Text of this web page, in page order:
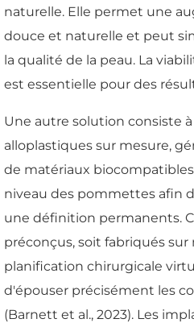
naturelle. Elle permet une
douce et naturelle et peut
la qualité de la peau. La
est essentielle pour des
Une autre solution consiste
alloplastiques sur mesure,
de matériaux
niveau des pommettes afin
une définition permanents.
préconçus, soit fabriqués
planification chirurgicale
d'épouser précisément les
(Barnett et al., 2023). Les